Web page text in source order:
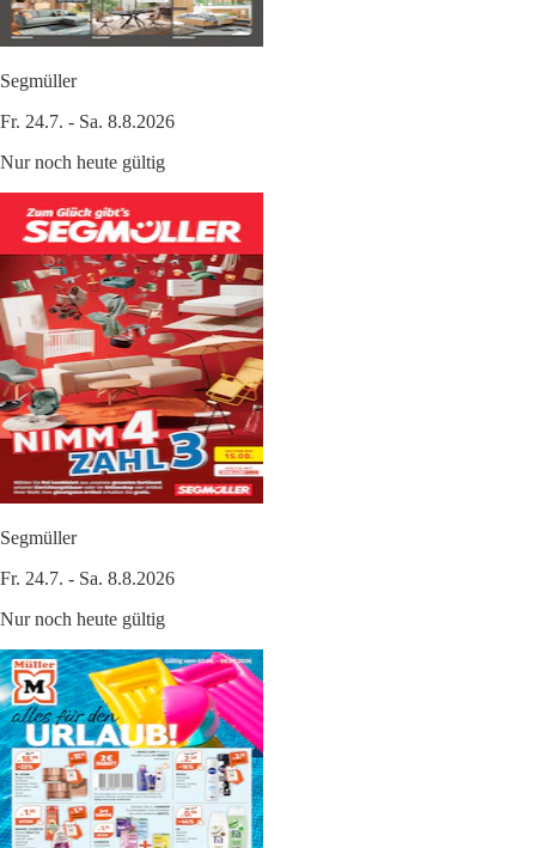
Segmüller
Fr. 24.7. - Sa. 8.8.2026
Nur noch heute gültig
Segmüller
Fr. 24.7. - Sa. 8.8.2026
Nur noch heute gültig